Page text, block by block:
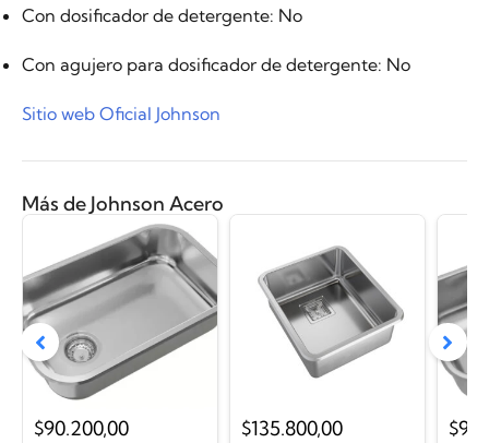
Con dosificador de detergente: No
Con agujero para dosificador de detergente: No
Sitio web Oficial Johnson
Más de Johnson Acero
$90.200,00 $135.800,00 $